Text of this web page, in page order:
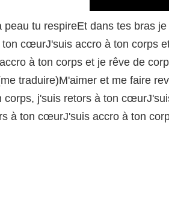
tu respireEt dans tes bras
cœurJ'suis accro à ton corps
à ton corps et je rêve de
traduire)M'aimer et me faire
j'suis retors à ton
à ton cœurJ'suis accro à ton